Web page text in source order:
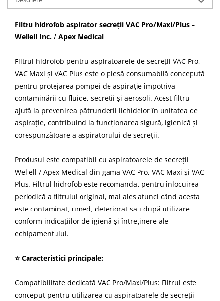
Filtru hidrofob aspirator secreții VAC Pro/Maxi/Plus –
Wellell Inc. / Apex Medical
Filtrul hidrofob pentru aspiratoarele de secreții VAC Pro,
VAC Maxi și VAC Plus este o piesă consumabilă concepută
pentru protejarea pompei de aspirație împotriva
contaminării cu fluide, secreții și aerosoli. Acest filtru
ajută la prevenirea pătrunderii lichidelor în unitatea de
aspirație, contribuind la funcționarea sigură, igienică și
corespunzătoare a aspiratorului de secreții.
Produsul este compatibil cu aspiratoarele de secreții
Wellell / Apex Medical din gama VAC Pro, VAC Maxi și VAC
Plus. Filtrul hidrofob este recomandat pentru înlocuirea
periodică a filtrului original, mai ales atunci când acesta
este contaminat, umed, deteriorat sau după utilizare
conform indicațiilor de igienă și întreținere ale
echipamentului.
⭐ Caracteristici principale:
Compatibilitate dedicată VAC Pro/Maxi/Plus: Filtrul este
conceput pentru utilizarea cu aspiratoarele de secreții